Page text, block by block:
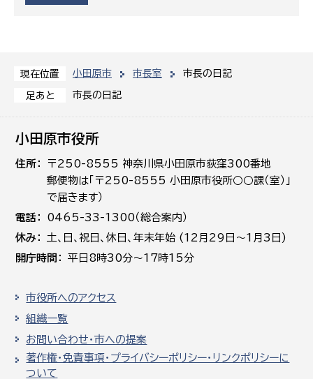
現在位置 小田原市 市長室 市長の日記
足あと 市長の日記
小田原市役所
住所
〒250-8555 神奈川県小田原市荻窪300番地
郵便物は「〒250-8555 小田原市役所○○課（室）」
で届きます）
電話
0465-33-1300（総合案内）
休み
土､日､祝日、休日、年末年始 (12月29日～1月3日)
開庁時間
平日8時30分～17時15分
市役所へのアクセス
組織一覧
お問い合わせ・市への提案
著作権・免責事項・プライバシーポリシー・リンクポリシーに
ついて